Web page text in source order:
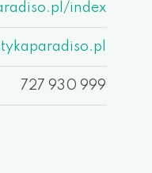
index
727 930 999